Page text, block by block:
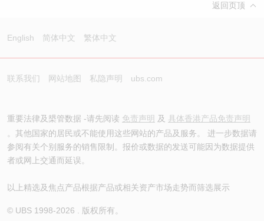
返回页顶
English 简体中文 繁体中文
联系我们 网站地图 私隐声明 ubs.com
重要法律及槼管数据 -请先阅读 免责声明 及 具体香港产品免责声明
。其他国家的居民或不能使用这些网站的产品及服务。 进一步数据请
参阅有关个别服务的销售限制。报价或数据的发送可能因为数据提供
者或网上交通而延误。
以上精选及焦点产品根据产品或相关资产市场走势而筛选展示
© UBS 1998-2026 . 版权所有。